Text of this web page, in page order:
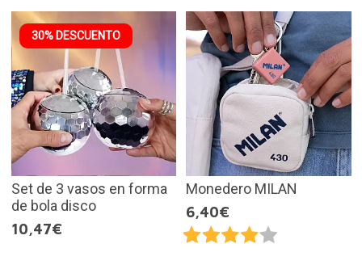
30% DESCUENTO
Set de 3 vasos en forma
de bola disco
10,47€
Monedero MILAN
6,40€